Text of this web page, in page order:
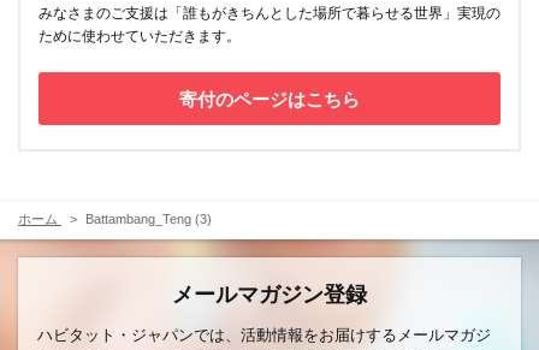
みなさまのご支援は「誰もがきちんとした場所で暮らせる世界」実現の
ために使わせていただきます。
寄付のページはこちら
ホーム Battambang_Teng (3)
メールマガジン登録
ハビタット・ジャパンでは、活動情報をお届けするメールマガジ